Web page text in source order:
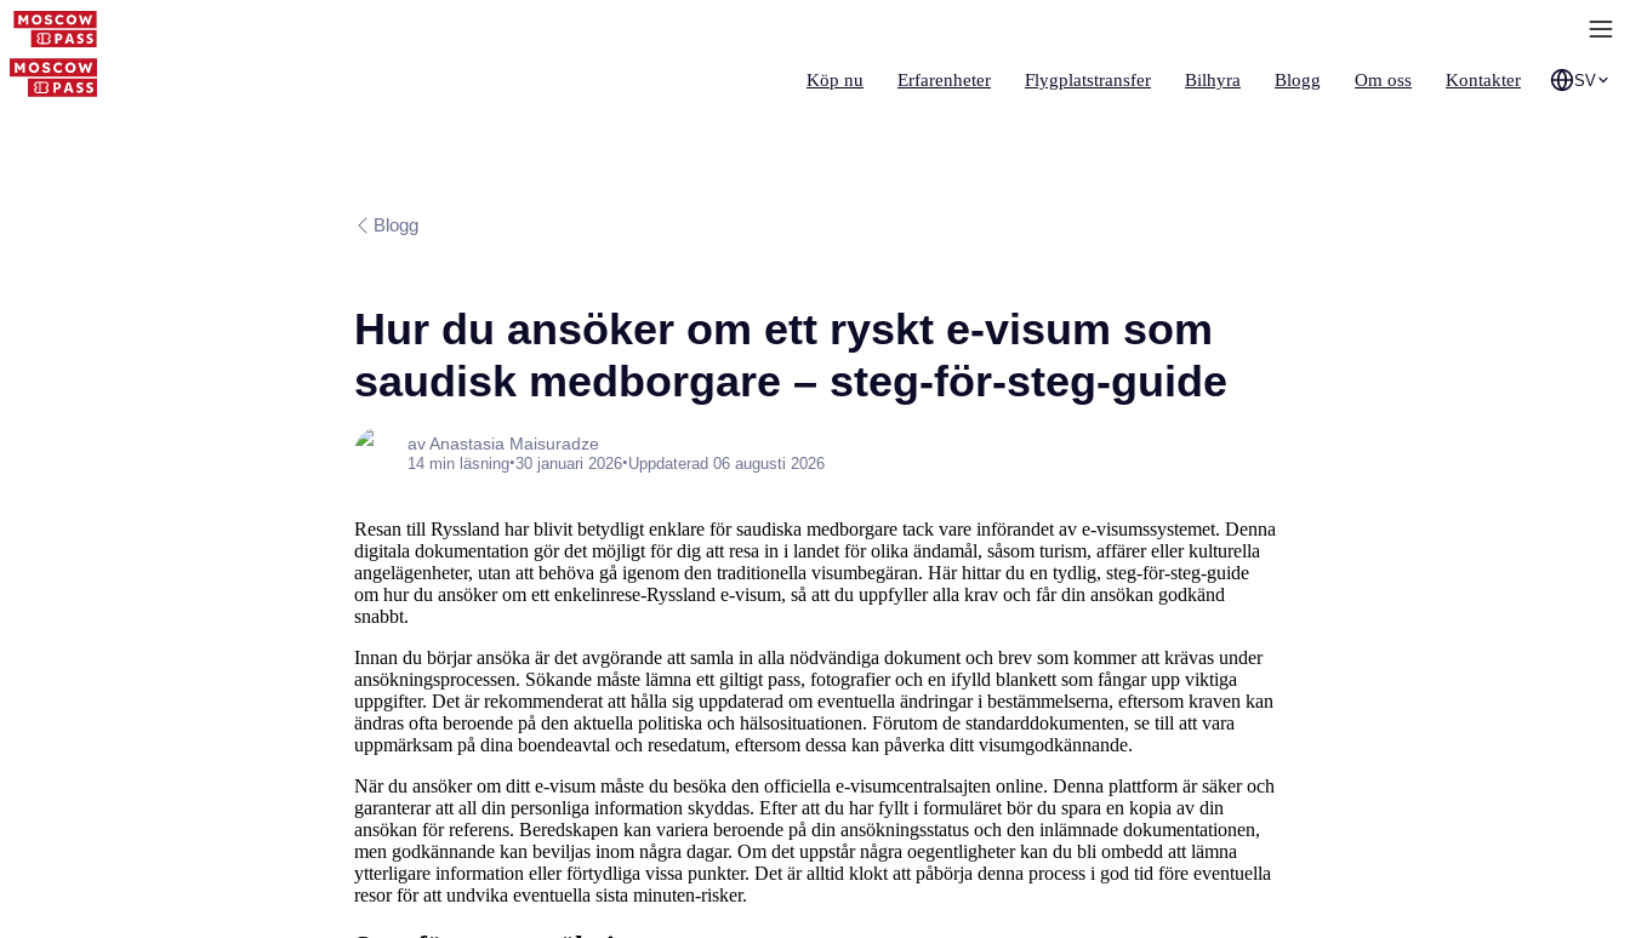
Köp nu Erfarenheter Flygplatstransfer Bilhyra Blogg Om oss Kontakter SV
Blogg
Hur du ansöker om ett ryskt e-visum som
saudisk medborgare – steg-för-steg-guide
av Anastasia Maisuradze
14 min läsning•30 januari 2026•Uppdaterad 06 augusti 2026
Resan till Ryssland har blivit betydligt enklare för saudiska medborgare tack vare införandet av e-visumssystemet. Denna
digitala dokumentation gör det möjligt för dig att resa in i landet för olika ändamål, såsom turism, affärer eller kulturella
angelägenheter, utan att behöva gå igenom den traditionella visumbegäran. Här hittar du en tydlig, steg-för-steg-guide
om hur du ansöker om ett enkelinrese-Ryssland e-visum, så att du uppfyller alla krav och får din ansökan godkänd
snabbt.
Innan du börjar ansöka är det avgörande att samla in alla nödvändiga dokument och brev som kommer att krävas under
ansökningsprocessen. Sökande måste lämna ett giltigt pass, fotografier och en ifylld blankett som fångar upp viktiga
uppgifter. Det är rekommenderat att hålla sig uppdaterad om eventuella ändringar i bestämmelserna, eftersom kraven kan
ändras ofta beroende på den aktuella politiska och hälsosituationen. Förutom de standarddokumenten, se till att vara
uppmärksam på dina boendeavtal och resedatum, eftersom dessa kan påverka ditt visumgodkännande.
När du ansöker om ditt e-visum måste du besöka den officiella e-visumcentralsajten online. Denna plattform är säker och
garanterar att all din personliga information skyddas. Efter att du har fyllt i formuläret bör du spara en kopia av din
ansökan för referens. Beredskapen kan variera beroende på din ansökningsstatus och den inlämnade dokumentationen,
men godkännande kan beviljas inom några dagar. Om det uppstår några oegentligheter kan du bli ombedd att lämna
ytterligare information eller förtydliga vissa punkter. Det är alltid klokt att påbörja denna process i god tid före eventuella
resor för att undvika eventuella sista minuten-risker.